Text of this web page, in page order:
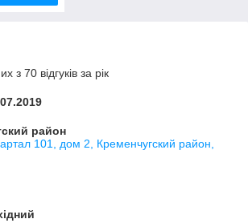
з 70 відгуків за рік
район
101, дом 2, Кременчугский район,